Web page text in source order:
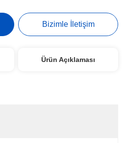
Bizimle İletişim
Ürün Açıklaması